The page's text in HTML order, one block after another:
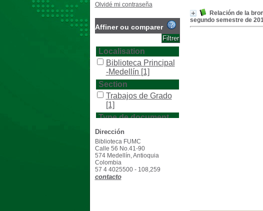
Relación de la
segundo semestre de
Olvidé mi contraseña
Affiner ou comparer
Localisation
Biblioteca Principal
-Medellín [1]
Section
Trabajos de Grado
[1]
Type de document
texto impreso
Dirección
Biblioteca FUMC
Calle 56 No.41-90
574 Medellín, Antioquia
Colombia
57 4 4025500 - 108,259
contacto